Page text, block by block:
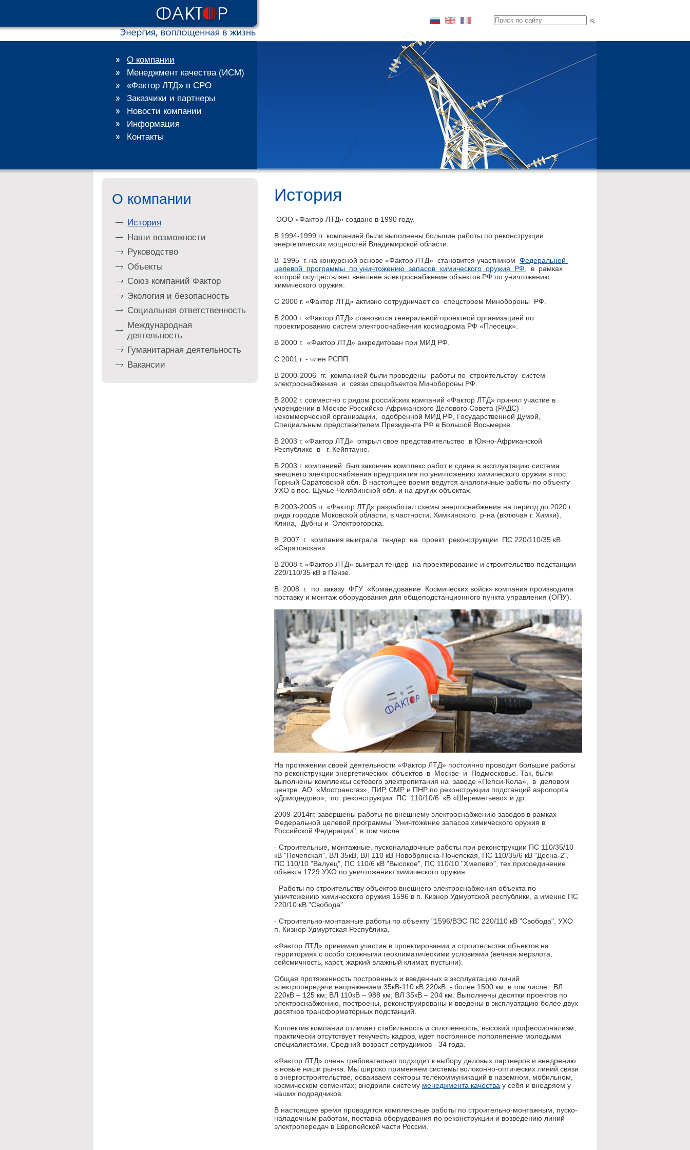
О компании
Менеджмент качества (ИСМ)
«Фактор ЛТД» в СРО
Заказчики и партнеры
Новости компании
Информация
Контакты
О компании
История
Наши возможности
Руководство
Объекты
Союз компаний Фактор
Экология и безопасность
Социальная ответственность
Международная
деятельность
Гуманитарная деятельность
Вакансии
История
ООО «Фактор ЛТД» создано в 1990 году.
В 1994-1999 гг. компанией были выполнены большие работы по реконструкции
энергетических мощностей Владимирской области.
В 1995 г. на конкурсной основе «Фактор ЛТД» становится участником Федеральной
целевой программы по уничтожению запасов химического оружия РФ , в рамках
которой осуществляет внешнее электроснабжение объектов РФ по уничтожению
химического оружия.
С 2000 г. «Фактор ЛТД» активно сотрудничает со спецстроем Минобороны РФ.
В 2000 г. «Фактор ЛТД» становится генеральной проектной организацией по
проектированию систем электроснабжения космодрома РФ «Плесецк».
В 2000 г. «Фактор ЛТД» аккредитован при МИД РФ.
С 2001 г. - член РСПП.
В 2000-2006 гг. компанией были проведены работы по строительству систем
электроснабжения и связи спецобъектов Минобороны РФ.
В 2002 г. совместно с рядом российских компаний «Фактор ЛТД» принял участие в
учреждении в Москве Российско-Африканского Делового Совета (РАДС) -
некоммерческой организации, одобренной МИД РФ, Государственной Думой,
Специальным представителем Президента РФ в Большой Восьмерке.
В 2003 г. «Фактор ЛТД» открыл свое представительство в Южно-Африканской
Республике в г. Кейптауне.
В 2003 г. компанией был закончен комплекс работ и сдана в эксплуатацию система
внешнего электроснабжения предприятия по уничтожению химического оружия в пос.
Горный Саратовской обл. В настоящее время ведутся аналогичные работы по объекту
УХО в пос. Щучье Челябинской обл. и на других объектах.
В 2003-2005 гг. «Фактор ЛТД» разработал схемы энергоснабжения на период до 2020 г.
ряда городов Моковской области, в частности, Химкинского р-на (включая г. Химки),
Клина, Дубны и Электрогорска.
В 2007 г. компания выиграла тендер на проект реконструкции ПС 220/110/35 кВ
«Саратовская».
В 2008 г. «Фактор ЛТД» выиграл тендер на проектирование и строительство подстанции
220/110/35 кВ в Пензе.
В 2008 г. по заказу ФГУ «Командование Космических войск» компания производила
поставку и монтаж оборудования для общеподстанционного пункта управления (ОПУ).
На протяжении своей деятельности «Фактор ЛТД» постоянно проводит большие работы
по реконструкции энергетических объектов в Москве и Подмосковье. Так, были
выполнены комплексы сетевого электропитания на заводе «Пепси-Кола», в деловом
центре АО «Мострансгаз», ПИР, СМР и ПНР по реконструкции подстанций аэропорта
«Домодедово», по реконструкции ПС 110/10/6 кВ «Шереметьево» и др.
2009-2014гг. завершены работы по внешнему электроснабжению заводов в рамках
Федеральной целевой программы "Уничтожение запасов химического оружия в
Российской Федерации", в том числе:
- Строительные, монтажные, пусконаладочные работы при реконструкции ПС 110/35/10
кВ "Почепская", ВЛ 35кВ, ВЛ 110 кВ Новобрянска-Почепская, ПС 110/35/6 кВ "Десна-2",
ПС 110/10 "Валуец", ПС 110/6 кВ "Высокое", ПС 110/10 "Хмелево", тех.присоединение
объекта 1729 УХО по уничтожению химического оружия.
- Работы по строительству объектов внешнего электроснабжения объекта по
уничтожению химического оружия 1596 в п. Кизнер Удмуртской республики, а именно ПС
220/10 кВ "Свобода".
- Строительно-монтажные работы по объекту "1596/ВЭС ПС 220/110 кВ "Свобода", УХО
п. Кизнер Удмуртская Республика.
«Фактор ЛТД» принимал участие в проектировании и строительстве объектов на
территориях с особо сложными геоклиматическими условиями (вечная мерзлота,
сейсмичность, карст, жаркий влажный климат, пустыни).
Общая протяженность построенных и введенных в эксплуатацию линий
электропередачи напряжением 35кВ-110 кВ 220кВ - более 1500 км, в том числе: ВЛ
220кВ – 125 км; ВЛ 110кВ – 988 км; ВЛ 35кВ – 204 км. Выполнены десятки проектов по
электроснабжению, построены, реконструированы и введены в эксплуатацию более двух
десятков трансформаторных подстанций.
Коллектив компании отличает стабильность и сплоченность, высокий профессионализм,
практически отсутствует текучесть кадров, идет постоянное пополняение молодыми
специалистами. Средний возраст сотрудников - 34 года.
«Фактор ЛТД» очень требовательно подходит к выбору деловых партнеров и внедрению
в новые ниши рынка. Мы широко применяем системы волоконно-оптических линий связи
в энергостроительстве, осваиваем секторы телекоммуникаций в наземном, мобильном,
космическом сегментах; внедрили систему менеджмента качества у себя и внедряем у
наших подрядчиков.
В настоящее время проводятся комплексные работы по строительно-монтажным, пуско-
наладочным работам, поставка оборудования по реконструкции и возведению линий
электропередач в Европейской части России.